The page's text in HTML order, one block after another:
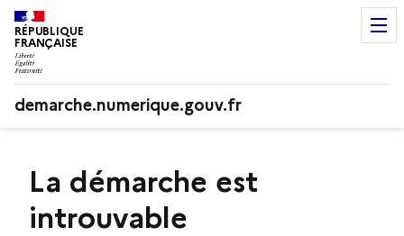
RÉPUBLIQUE
FRANÇAISE
demarche.numerique.gouv.fr
La démarche est
introuvable